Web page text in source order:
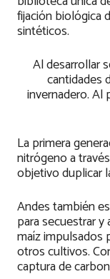
fijación biológica
sintéticos.
Al desarrollar
cantidades
invernadero. Al
La primera
nitrógeno a
objetivo duplicar
Andes también
para secuestrar
maíz impulsados
otros cultivos.
captura de